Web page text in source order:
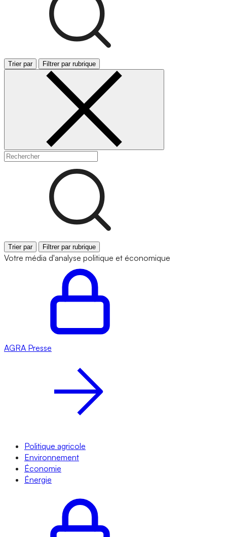
Trier par Filtrer par rubrique
Trier par Filtrer par rubrique
Votre média d'analyse politique et économique
AGRA Presse
Politique agricole
Environnement
Économie
Énergie